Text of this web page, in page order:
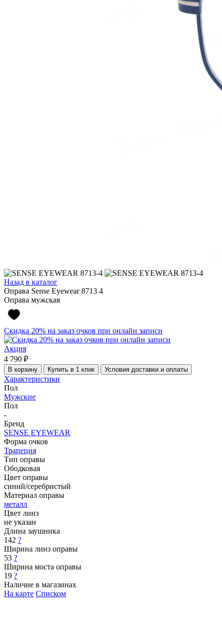
Назад в каталог
Оправа Sense Eyewear 8713 4
Оправа мужская
Скидка 20% на заказ очков при онлайн записи
Акция
4 790 ₽
В корзину Купить в 1 клик Условия доставки и оплаты
Характеристики
Пол
Мужские
Пол
-
Бренд
SENSE EYEWEAR
Форма очков
Трапеция
Тип оправы
Ободковая
Цвет оправы
синий/серебристый
Материал оправы
металл
Цвет линз
не указан
Длина заушника
142 ?
Ширина линз оправы
53 ?
Ширина моста оправы
19 ?
Наличие в магазинах
На карте Списком